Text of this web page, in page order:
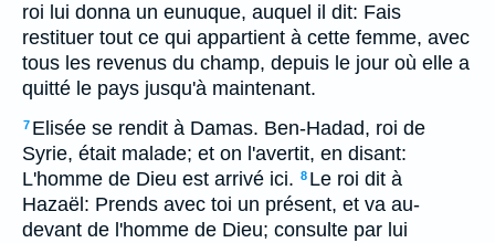
roi lui donna un eunuque, auquel il dit: Fais
restituer tout ce qui appartient à cette femme, avec
tous les revenus du champ, depuis le jour où elle a
quitté le pays jusqu'à maintenant.
7 Elisée se rendit à Damas. Ben-Hadad, roi de
Syrie, était malade; et on l'avertit, en disant:
L'homme de Dieu est arrivé ici. 8 Le roi dit à
Hazaël: Prends avec toi un présent, et va au-
devant de l'homme de Dieu; consulte par lui